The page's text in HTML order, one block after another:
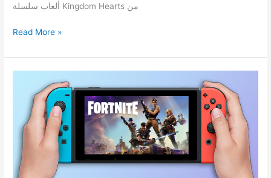
ألعاب سلسلة Kingdom Hearts من
حزمة
Pro
خاصة
Kingdom
Hearts
Read More »